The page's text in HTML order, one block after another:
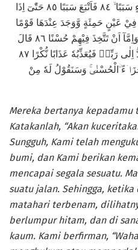
لَهٗ فِى الْاَرْضِ وَاٰتَيْنٰهُ مِنْ كُلِّ شَيْءٍ سَبَبًا ۙ ٨٤ فَاَتْبَعَ سَبَبًا ٨٥ حَتّٰىٓ اِذَا
عَيْنٍ حَمِئَةٍ وَّوَجَدَ عِنْدَهَا قَوْمًا
ەۗ قُلْنَا يٰذَا الْقَرْنَيْنِ اِمَّآ اَنْ تُعَذِّبَ وَاِمَّآ اَنْ تَتَّخِذَ فِيْهِمْ حُسْنًا ٨٦ قَالَ
اَمَّا مَنْ ظَلَمَ فَسَوْفَ نُعَذِّبُهٗ ثُمَّ يُرَدُّ اِلٰى رَبِّهٖ فَيُعَذِّبُهٗ عَذَابًا نُّكْرًا ٨٧
ۨالْحُسْنٰىۚ وَسَنَقُوْلُ لَهٗ مِنْ
Mereka bertanya kepadamu
Katakanlah, “Akan
Sungguh, Kami telah
bumi, dan Kami berikan
mencapai segala sesuatu.
suatu jalan. Sehingga,
matahari terbenam,
berlumpur hitam, dan di
kaum. Kami berfirman,